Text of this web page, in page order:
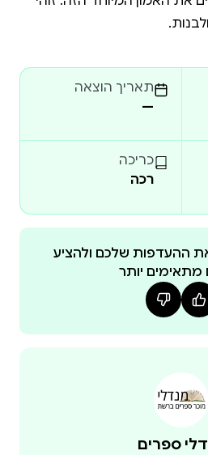
תאריך הוצאה
—
כריכה
רכה
את ההעדפות שלכם ולהציע
מתאימים יותר
ספרים